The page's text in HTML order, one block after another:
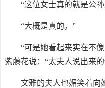
“这位女士真的就是公孙
“大概是真的。”
“可是她看起来实在不
紫藤花说：“太夫人说出来
文雅的夫人也媚笑着向